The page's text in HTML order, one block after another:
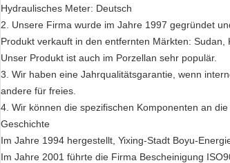
Hydraulisches Meter: Deutsch
2. Unsere Firma wurde im Jahre 1997 gegründet
Produkt verkauft in den entfernten Märkten:
Unser Produkt ist auch im Porzellan sehr populär.
3. Wir haben eine Jahrqualitätsgarantie, wenn
andere für freies.
4. Wir können die spezifischen Komponenten an
Geschichte
Im Jahre 1994 hergestellt, Yixing-Stadt Boyu-
Im Jahre 2001 führte die Firma Bescheinigung